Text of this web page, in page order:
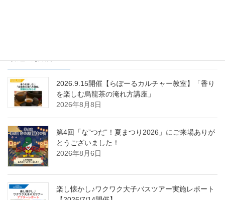
2026.9.15開催【らぽーるカルチャー教室】「香り
を楽しむ烏龍茶の淹れ方講座」
2026年8月8日
第4回「な”つだ”！夏まつり2026」にご来場ありが
とうございました！
2026年8月6日
楽し懐かし♪ワクワク大子バスツアー実施レポート